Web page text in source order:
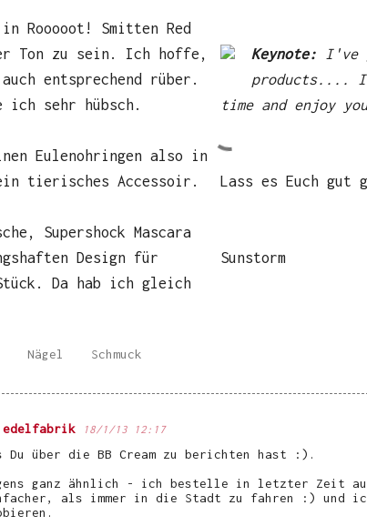
Rooooot! Smitten Red
Ton zu sein. Ich hoffe,
entsprechend rüber.
sehr hübsch.
Eulenohringen also in
tierisches Accessoir.
Supershock Mascara
Design für
Da hab ich gleich
Keynote: I've
products....
time and enjoy
Lass es Euch gut
Sunstorm
Nägel Schmuck
18/1/13 12:17
Du über die BB Cream zu berichten hast :).
ganz ähnlich - ich bestelle in letzter Zeit
als immer in die Stadt zu fahren :) und ich